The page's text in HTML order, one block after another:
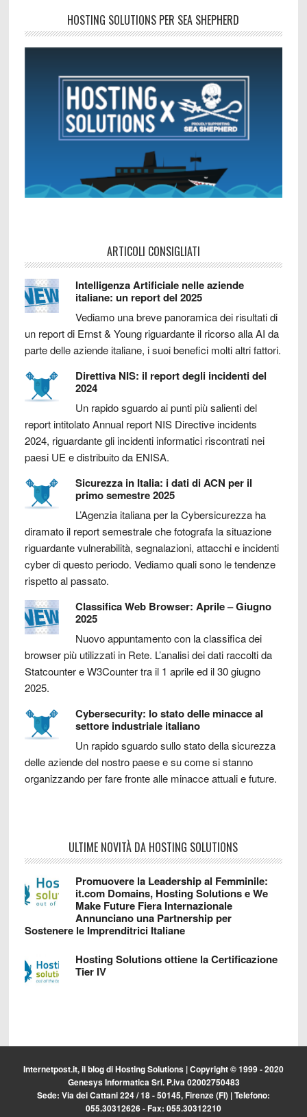
HOSTING SOLUTIONS PER SEA SHEPHERD
ARTICOLI CONSIGLIATI
Intelligenza Artificiale nelle aziende
italiane: un report del 2025
Vediamo una breve panoramica dei risultati di
un report di Ernst & Young riguardante il ricorso alla AI da
parte delle aziende italiane, i suoi benefici molti altri fattori.
Direttiva NIS: il report degli incidenti del
2024
Un rapido sguardo ai punti più salienti del
report intitolato Annual report NIS Directive incidents
2024, riguardante gli incidenti informatici riscontrati nei
paesi UE e distribuito da ENISA.
Sicurezza in Italia: i dati di ACN per il
primo semestre 2025
L’Agenzia italiana per la Cybersicurezza ha
diramato il report semestrale che fotografa la situazione
riguardante vulnerabilità, segnalazioni, attacchi e incidenti
cyber di questo periodo. Vediamo quali sono le tendenze
rispetto al passato.
Classifica Web Browser: Aprile – Giugno
2025
Nuovo appuntamento con la classifica dei
browser più utilizzati in Rete. L’analisi dei dati raccolti da
Statcounter e W3Counter tra il 1 aprile ed il 30 giugno
2025.
Cybersecurity: lo stato delle minacce al
settore industriale italiano
Un rapido sguardo sullo stato della sicurezza
delle aziende del nostro paese e su come si stanno
organizzando per fare fronte alle minacce attuali e future.
ULTIME NOVITÀ DA HOSTING SOLUTIONS
Promuovere la Leadership al Femminile:
it.com Domains, Hosting Solutions e We
Make Future Fiera Internazionale
Annunciano una Partnership per
Sostenere le Imprenditrici Italiane
Hosting Solutions ottiene la Certificazione
Tier IV
Internetpost.it, il blog diHosting Solutions | Copyright © 1999 - 2020
Genesys Informatica Srl. P.iva 02002750483
Sede: Via dei Cattani 224 / 18 - 50145, Firenze (FI) | Telefono:
055.30312626 - Fax: 055.30312210